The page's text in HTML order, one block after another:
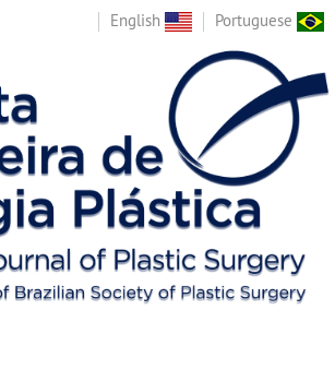
English Portuguese